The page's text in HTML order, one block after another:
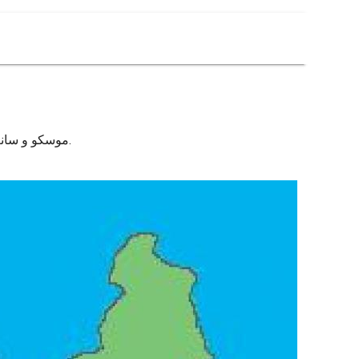
موسكو و سانت بطرسبرغ الخريطة. موسكو سانت بطرسبرغ خريطة (روسيا) إلى الطباعة. موسكو سانت بطرسبرغ خريطة (روسيا) لتحميل.